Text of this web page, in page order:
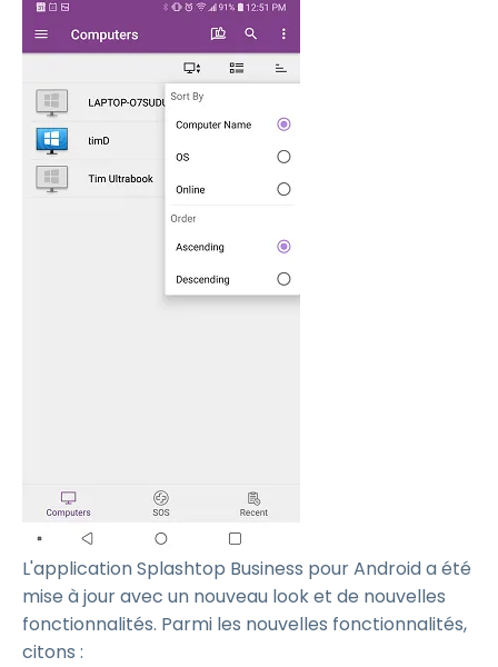
L'application Splashtop Business pour Android a été
mise à jour avec un nouveau look et de nouvelles
fonctionnalités. Parmi les nouvelles fonctionnalités,
citons :